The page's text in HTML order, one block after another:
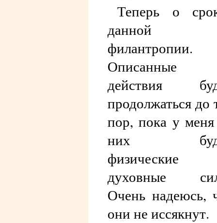
Теперь о
данной
филантропии.
Описанные
действия
продолжаться до
пор, пока у
них
духовные
Очень надеюсь,
они не иссякнут.